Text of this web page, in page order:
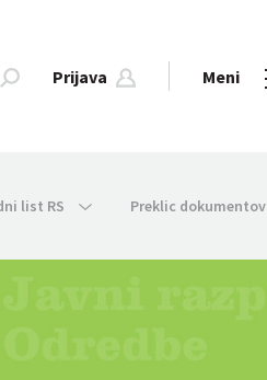
Prijava Meni
list RS Preklic dokumentov